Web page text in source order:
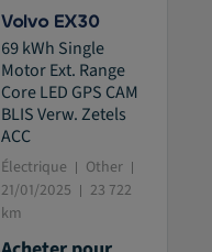
Volvo EX30
69 kWh Single
Motor Ext. Range
Core LED GPS CAM
BLIS Verw. Zetels
ACC
Électrique
Other
21/01/2025
23 722
km